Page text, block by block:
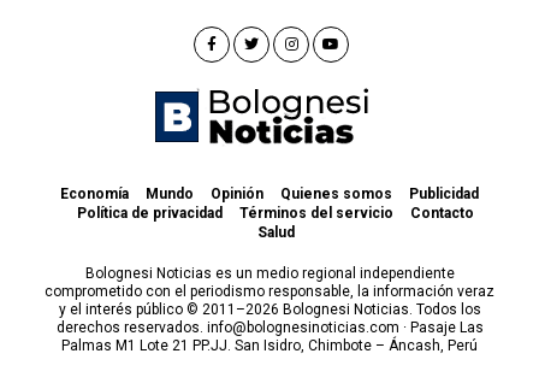
Economía Mundo Opinión Quienes somos
Publicidad
Política de privacidad
Términos del servicio
Contacto
Salud
Bolognesi Noticias es un medio regional independiente
comprometido con el periodismo responsable, la información veraz
y el interés público © 2011–2026 Bolognesi Noticias. Todos los
derechos reservados. info@bolognesinoticias.com · Pasaje Las
Palmas M1 Lote 21 PP.JJ. San Isidro, Chimbote – Áncash, Perú